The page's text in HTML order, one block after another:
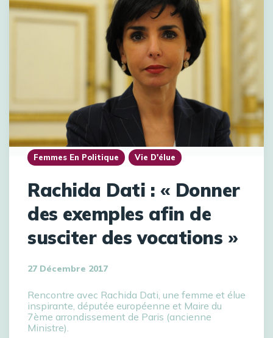
Femmes En Politique Vie D'élue
Rachida Dati : « Donner
des exemples afin de
susciter des vocations »
27 Décembre 2017
Rencontre avec Rachida Dati, une femme et élue
inspirante, députée européenne et Maire du
7ème arrondissement de Paris (ancienne
Ministre).